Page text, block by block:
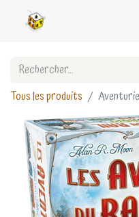
Tous les produits